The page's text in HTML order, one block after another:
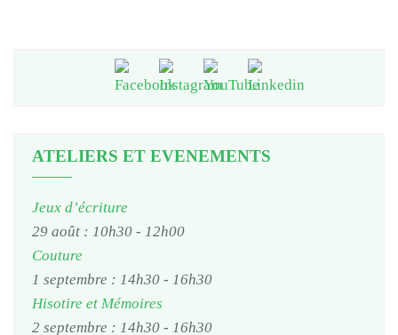
ATELIERS ET EVENEMENTS
Jeux d’écriture
29 août : 10h30 - 12h00
Couture
1 septembre : 14h30 - 16h30
Hisotire et Mémoires
2 septembre : 14h30 - 16h30